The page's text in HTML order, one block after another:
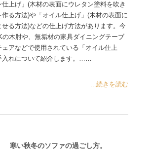
上げ」(木材の表面にウレタン塗料を吹き
る方法)や「オイル仕上げ」(木材の表面に
せる方法)などの仕上げ方法があります。今
の木肘や、無垢材の家具ダイニングテーブ
ェアなどで使用されている「オイル仕上
入れについて紹介します。……
...続きを読む
寒い秋冬のソファの過ごし方。